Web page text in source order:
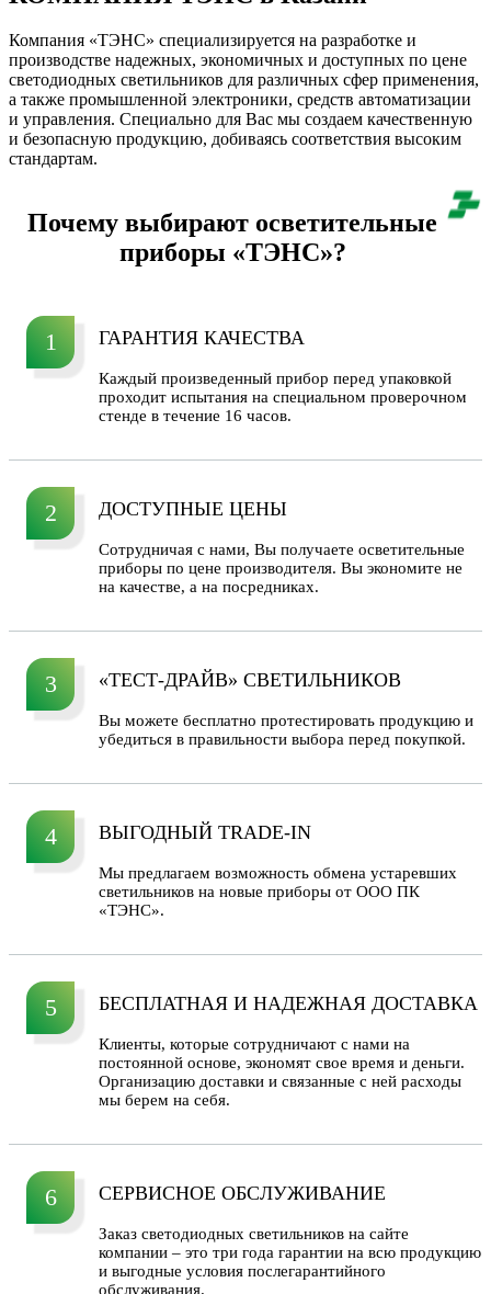
Компания «ТЭНС» специализируется на разработке и
производстве надежных, экономичных и доступных по цене
светодиодных светильников для различных сфер применения,
а также промышленной электроники, средств автоматизации
и управления. Специально для Вас мы создаем качественную
и безопасную продукцию, добиваясь соответствия высоким
стандартам.
Почему выбирают осветительные
приборы «ТЭНС»?
1 ГАРАНТИЯ КАЧЕСТВА
Каждый произведенный прибор перед упаковкой
проходит испытания на специальном проверочном
стенде в течение 16 часов.
2 ДОСТУПНЫЕ ЦЕНЫ
Сотрудничая с нами, Вы получаете осветительные
приборы по цене производителя. Вы экономите не
на качестве, а на посредниках.
3 «ТЕСТ-ДРАЙВ» СВЕТИЛЬНИКОВ
Вы можете бесплатно протестировать продукцию и
убедиться в правильности выбора перед покупкой.
4 ВЫГОДНЫЙ TRADE-IN
Мы предлагаем возможность обмена устаревших
светильников на новые приборы от ООО ПК
«ТЭНС».
5 БЕСПЛАТНАЯ И НАДЕЖНАЯ ДОСТАВКА
Клиенты, которые сотрудничают с нами на
постоянной основе, экономят свое время и деньги.
Организацию доставки и связанные с ней расходы
мы берем на себя.
6 СЕРВИСНОЕ ОБСЛУЖИВАНИЕ
Заказ светодиодных светильников на сайте
компании – это три года гарантии на всю продукцию
и выгодные условия послегарантийного
обслуживания.